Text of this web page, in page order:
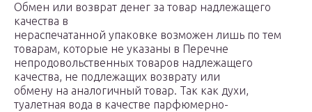
Обмен или возврат денег за товар надлежащего
качества в
нераспечатанной упаковке возможен лишь по тем
товарам, которые не указаны в Перечне
непродовольственных товаров надлежащего
качества, не подлежащих возврату или
обмену на аналогичный товар. Так как духи,
туалетная вода в качестве парфюмерно-